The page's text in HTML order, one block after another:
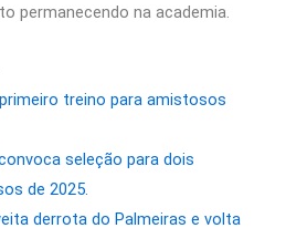
permanecendo na academia.
treino para amistosos
seleção para dois
de 2025.
derrota do Palmeiras e volta